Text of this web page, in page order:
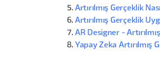
Artırılmış Gerçeklik
Artırılmış Gerçeklik
AR Designer -
Yapay Zeka Artırılmış